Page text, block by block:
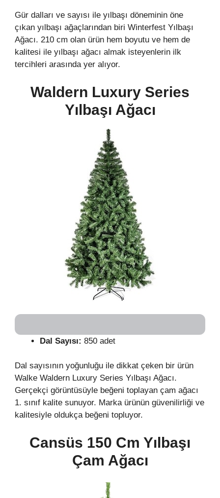
Gür dalları ve sayısı ile yılbaşı döneminin öne
çıkan yılbaşı ağaçlarından biri Winterfest Yılbaşı
Ağacı. 210 cm olan ürün hem boyutu ve hem de
kalitesi ile yılbaşı ağacı almak isteyenlerin ilk
tercihleri arasında yer alıyor.
Waldern Luxury Series
Yılbaşı Ağacı
Dal Sayısı: 850 adet
Dal sayısının yoğunluğu ile dikkat çeken bir ürün
Walke Waldern Luxury Series Yılbaşı Ağacı.
Gerçekçi görüntüsüyle beğeni toplayan çam ağacı
1. sınıf kalite sunuyor. Marka ürünün güvenilirliği ve
kalitesiyle oldukça beğeni topluyor.
Cansüs 150 Cm Yılbaşı
Çam Ağacı